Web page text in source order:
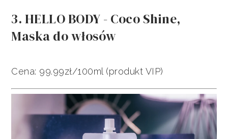
3. HELLO BODY - Coco Shine,
Maska do włosów
Cena: 99.99zł/100ml (produkt VIP)